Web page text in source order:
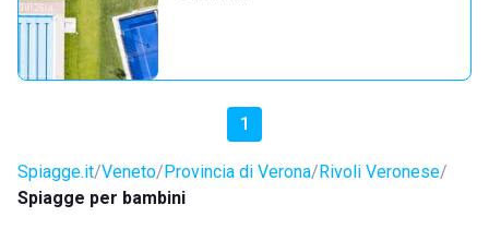
1
Spiagge.it Veneto Provincia di Verona Rivoli Veronese
Spiagge per bambini